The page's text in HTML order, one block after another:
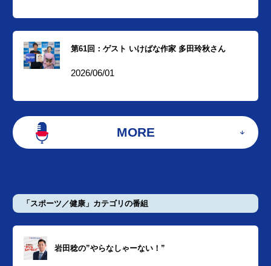
第61回：ゲスト いけばな作家 多田玲秋さん
2026/06/01
MORE
「スポーツ／健康」カテゴリの番組
岩田稔の”やらなしゃーない！”